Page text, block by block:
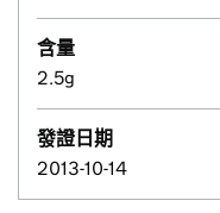
含量
2.5g
發證日期
2013-10-14